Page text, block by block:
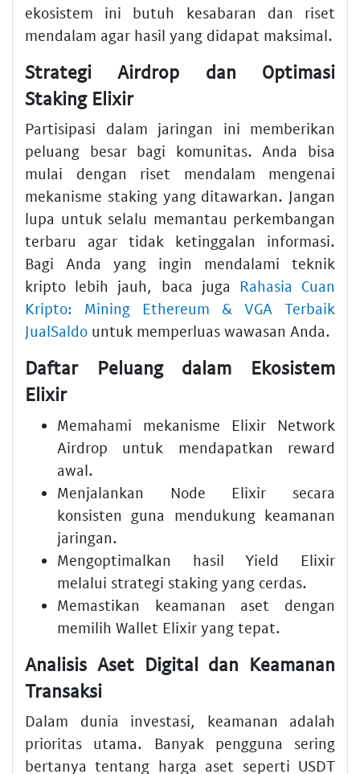
ekosistem ini butuh kesabaran dan riset
mendalam agar hasil yang didapat maksimal.
Strategi Airdrop dan Optimasi
Staking Elixir
Partisipasi dalam jaringan ini memberikan
peluang besar bagi komunitas. Anda bisa
mulai dengan riset mendalam mengenai
mekanisme staking yang ditawarkan. Jangan
lupa untuk selalu memantau perkembangan
terbaru agar tidak ketinggalan informasi.
Bagi Anda yang ingin mendalami teknik
kripto lebih jauh, baca juga Rahasia Cuan
Kripto: Mining Ethereum & VGA Terbaik
JualSaldo untuk memperluas wawasan Anda.
Daftar Peluang dalam Ekosistem
Elixir
Memahami mekanisme Elixir Network
Airdrop untuk mendapatkan reward
awal.
Menjalankan Node Elixir secara
konsisten guna mendukung keamanan
jaringan.
Mengoptimalkan hasil Yield Elixir
melalui strategi staking yang cerdas.
Memastikan keamanan aset dengan
memilih Wallet Elixir yang tepat.
Analisis Aset Digital dan Keamanan
Transaksi
Dalam dunia investasi, keamanan adalah
prioritas utama. Banyak pengguna sering
bertanya tentang harga aset seperti USDT